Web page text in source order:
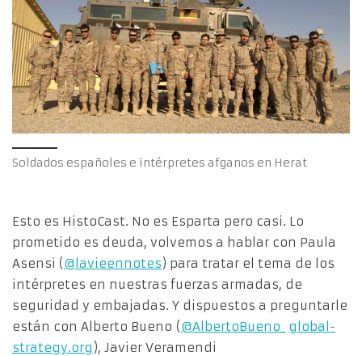
Soldados españoles e intérpretes afganos en Herat
Esto es HistoCast. No es Esparta pero casi. Lo
prometido es deuda, volvemos a hablar con Paula
Asensi (@lavieennotes) para tratar el tema de los
intérpretes en nuestras fuerzas armadas, de
seguridad y embajadas. Y dispuestos a preguntarle
están con Alberto Bueno (@AlbertoBueno_
global-
strategy.org ), Javier Veramendi